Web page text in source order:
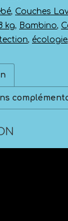
, Couches
kg, Bambino,
, écologie,